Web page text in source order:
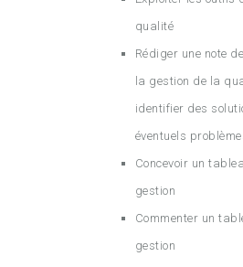
qualité
Rédiger une note
la gestion de la
identifier des
éventuels
Concevoir un
gestion
Commenter un
gestion